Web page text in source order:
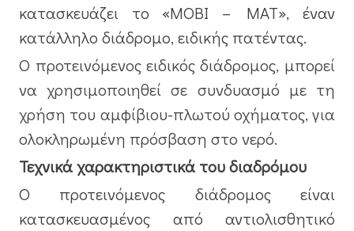
κατασκευάζει το «MOBI – MAT», έναν
κατάλληλο διάδρομο, ειδικής πατέντας.
O προτεινόμενος ειδικός διάδρομος, μπορεί
να χρησιμοποιηθεί σε συνδυασμό με τη
χρήση του αμφίβιου-πλωτού οχήματος, για
ολοκληρωμένη πρόσβαση στο νερό.
Τεχνικά χαρακτηριστικά του διαδρόμου
Ο προτεινόμενος διάδρομος είναι
κατασκευασμένος από αντιολισθητικό